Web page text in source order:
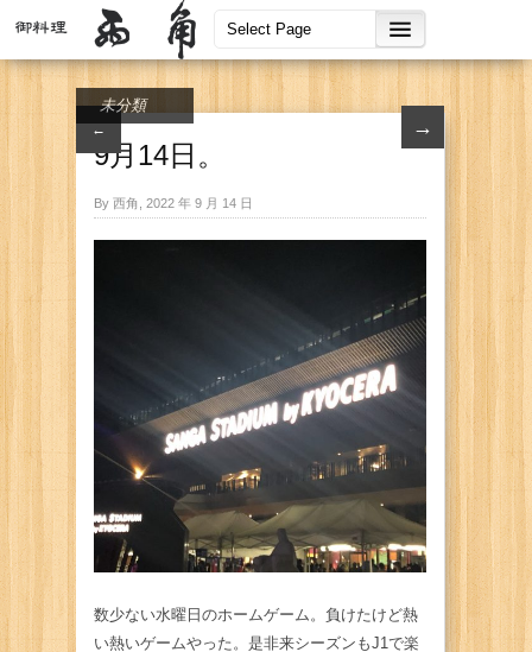
← →
未分類
9月14日。
By 西角, 2022 年 9 月 14 日
数少ない水曜日のホームゲーム。負けたけど熱
い熱いゲームやった。是非来シーズンもJ1で楽